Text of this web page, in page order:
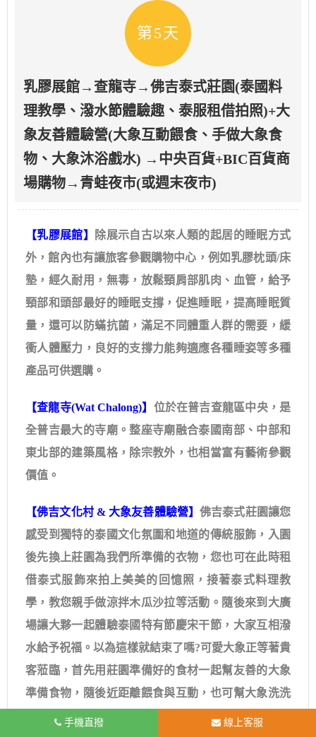
第5天
乳膠展館→查龍寺→佛吉泰式莊園(泰國料
理教學、潑水節體驗趣、泰服租借拍照)+大
象友善體驗營(大象互動餵食、手做大象食
物、大象沐浴戲水) →中央百貨+BIC百貨商
場購物→青蛙夜市(或週末夜市)
【乳膠展館】
除展示自古以來人類的起居的睡眠方式
外，館內也有讓旅客參觀購物中心，例如乳膠枕頭/床
墊，經久耐用，無毒，放鬆頸肩部肌肉、血管，給予
頸部和頭部最好的睡眠支撐，促進睡眠，提高睡眠質
量，還可以防蟎抗菌，滿足不同體重人群的需要，緩
衝人體壓力，良好的支撐力能夠適應各種睡姿等多種
產品可供選購。
【查龍寺(Wat Chalong)】 位於在普吉查龍區中央，是
全普吉最大的寺廟。整座寺廟融合泰國南部、中部和
東北部的建築風格，除宗教外，也相當富有藝術參觀
價值。
【佛吉文化村 & 大象友善體驗營】佛吉泰式莊園讓您
感受到獨特的泰國文化氛圍和地道的傳統服飾，入園
後先換上莊園為我們所準備的衣物，您也可在此時租
借泰式服飾來拍上美美的回憶照，接著泰式料理教
學，教您親手做涼拌木瓜沙拉等活動。隨後來到大廣
場讓大夥一起體驗泰國特有節慶宋干節，大家互相潑
水給予祝福。以為這樣就結束了嗎?可愛大象正等著貴
客蒞臨，首先用莊園準備好的食材一起幫友善的大象
準備食物，隨後近距離餵食與互動，也可幫大象洗洗
澡、刷刷背，這麼特別的旅遊經驗，就是要讓您上傳
手機直撥 線上客服